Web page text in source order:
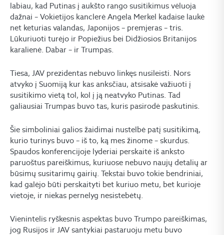
labiau, kad Putinas į aukšto rango susitikimus vėluoja
dažnai – Vokietijos kanclerė Angela Merkel kadaise laukė
net keturias valandas, Japonijos – premjeras – tris.
Lūkuriuoti turėjo ir Popiežius bei Didžiosios Britanijos
karalienė. Dabar – ir Trumpas.
Tiesa, JAV prezidentas nebuvo linkęs nusileisti. Nors
atvyko į Suomiją kur kas anksčiau, atsisakė važiuoti į
susitikimo vietą tol, kol į ją neatvyko Putinas. Tad
galiausiai Trumpas buvo tas, kuris pasirodė paskutinis.
Šie simboliniai galios žaidimai nustelbė patį susitikimą,
kurio turinys buvo – iš to, ką mes žinome – skurdus.
Spaudos konferencijoje lyderiai perskaitė iš anksto
paruoštus pareiškimus, kuriuose nebuvo naujų detalių ar
būsimų susitarimų gairių. Tekstai buvo tokie bendriniai,
kad galėjo būti perskaityti bet kuriuo metu, bet kurioje
vietoje, ir niekas pernelyg nesistebėtų.
Vienintelis ryškesnis aspektas buvo Trumpo pareiškimas,
jog Rusijos ir JAV santykiai pastaruoju metu buvo